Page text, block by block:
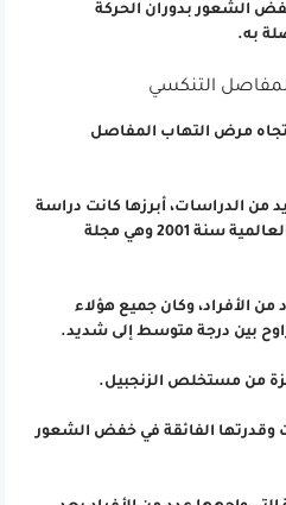
الشعور بدوران الحركة
به.
التنكسي
تجاه مرض التهاب المفاصل
من الدراسات، أبرزها كانت دراسة
تم ظهورها في إحدى المجالات العالمية سنة 2001 وهي مجلة
الأفراد، وكان جميع هؤلاء
بين درجة متوسط إلى شديد.
من مستخلص الزنجبيل.
وقدرتها الفائقة في خفض الشعور